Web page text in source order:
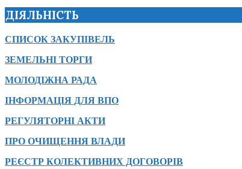
ДІЯЛЬНІСТЬ
СПИСОК ЗАКУПІВЕЛЬ
ЗЕМЕЛЬНІ ТОРГИ
МОЛОДІЖНА РАДА
ІНФОРМАЦІЯ ДЛЯ ВПО
РЕГУЛЯТОРНІ АКТИ
ПРО ОЧИЩЕННЯ ВЛАДИ
РЕЄСТР КОЛЕКТИВНИХ ДОГОВОРІВ